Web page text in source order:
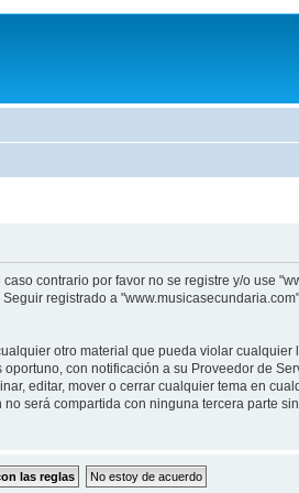
contrario por favor no se registre y/o use
registrado a
otro material que pueda violar
con notificación a su Proveedor de
editar, mover o cerrar cualquier tema en
será compartida con ninguna tercera parte